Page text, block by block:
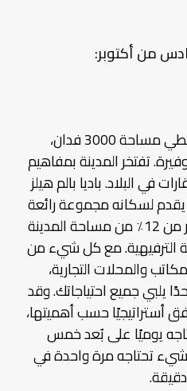
من أكتوبر:
باديا بالم هيلز هي مدينة تغطي مساحة 3000 فدان،
تفتخر المدينة بمفاهيم
في البلاد. باديا بالم هيلز
لسكانه مجموعة رائعة
من الخدمات والمرافق. أكثر من 12٪ من مساحة المدينة
الترفيهية. مع كل شيء من
والمحلات التجارية،
يلبي جميع احتياجاتك. وقد
أستراتيجيًا حسب أهميتها،
يوميًا على بُعد خمس
تحتاجه مرة واحدة في